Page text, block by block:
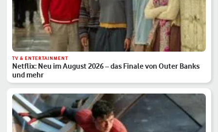
TV & ENTERTAINMENT
Netflix: Neu im August 2026 – das Finale von Outer Banks
und mehr